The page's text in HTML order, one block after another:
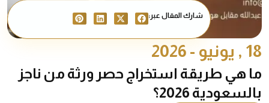
شارك المقال عبر:
18 , يونيو - 2026
ما هي طريقة استخراج حصر ورثة من ناجز
بالسعودية 2026؟